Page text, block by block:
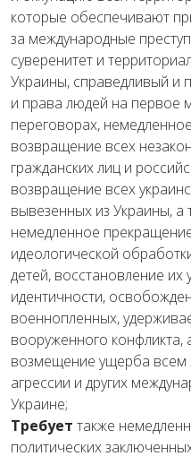
которые обеспечивают
за международные
суверенитет и
Украины, справедливый и
и права людей на первое
переговорах, немедленное
возвращение всех
гражданскихлиц и
возвращение всех
вывезенных из Украины, а
немедленное
идеологической
детей, восстановление их
идентичности,
военнопленных,
вооруженного конфликта,
возмещение ущерба всем
агрессии и других
Украине;
Требует также
политических